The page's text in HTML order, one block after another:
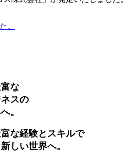
。
な
スの
。
な経験とスキルで
しい世界へ。